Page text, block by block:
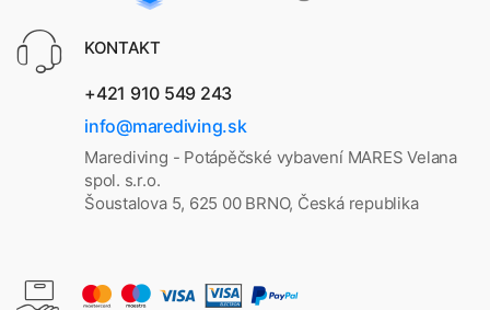
KONTAKT
+421 910 549 243
info@marediving.sk
Marediving - Potápěčské vybavení MARES Velana
spol. s.r.o.
Šoustalova 5, 625 00 BRNO, Česká republika